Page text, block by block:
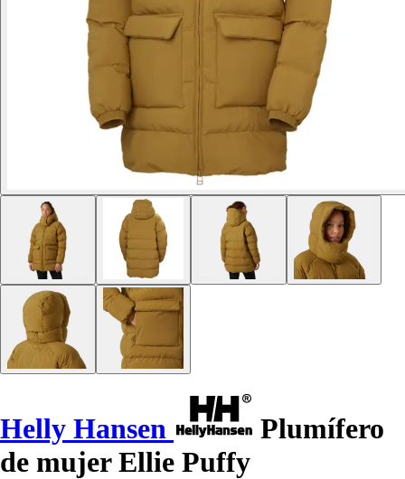
Helly Hansen
Plumífero
de mujer Ellie Puffy